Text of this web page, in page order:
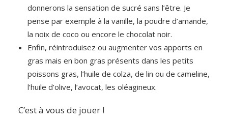
donnerons la sensation de sucré sans l’être. Je
pense par exemple à la vanille, la poudre d’amande,
la noix de coco ou encore le chocolat noir.
Enfin, réintroduisez ou augmenter vos apports en
gras mais en bon gras présents dans les petits
poissons gras, l’huile de colza, de lin ou de cameline,
l’huile d’olive, l’avocat, les oléagineux.
C’est à vous de jouer !